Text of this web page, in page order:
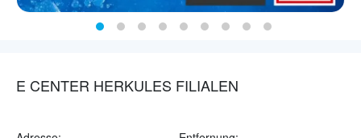
E CENTER HERKULES FILIALEN